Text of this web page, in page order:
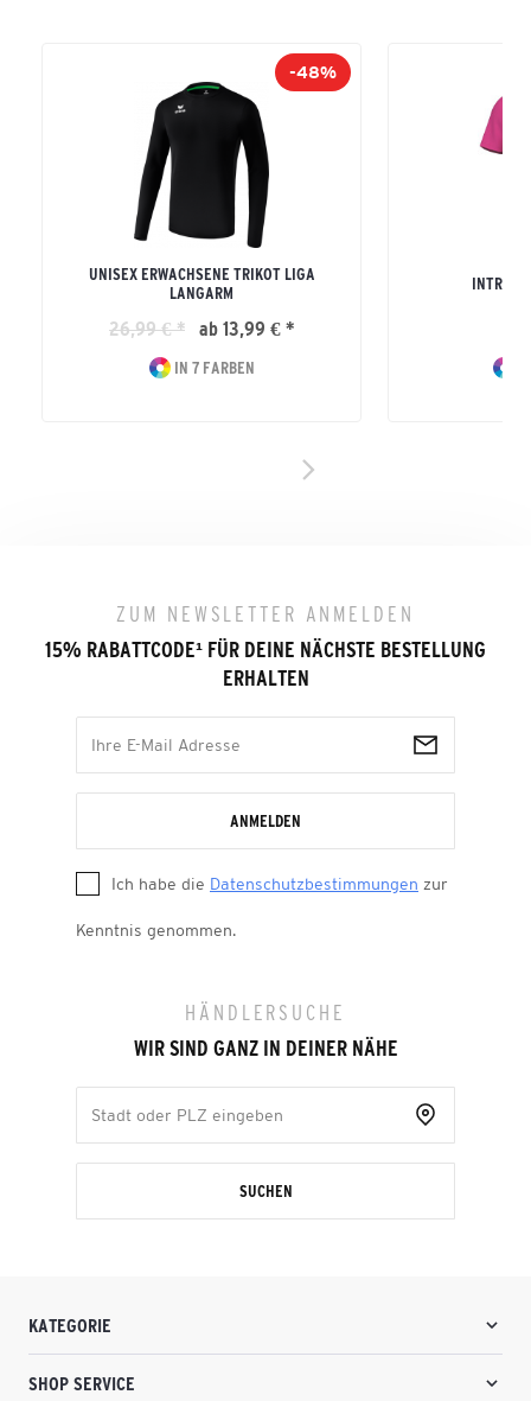
-48%
UNISEX ERWACHSENE TRIKOT LIGA
LANGARM
26,99 € * ab 13,99 € *
IN 7 FARBEN
INTRO
ZUM NEWSLETTER ANMELDEN
15% RABATTCODE¹ FÜR DEINE NÄCHSTE BESTELLUNG
ERHALTEN
ANMELDEN
Ich habe die Datenschutzbestimmungen zur
Kenntnis genommen.
HÄNDLERSUCHE
WIR SIND GANZ IN DEINER NÄHE
SUCHEN
KATEGORIE
SHOP SERVICE